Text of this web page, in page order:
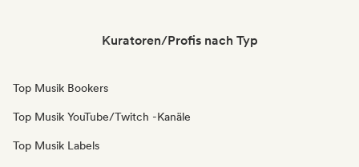
Kuratoren/Profis nach Typ
Top Musik Bookers
Top Musik YouTube/Twitch -Kanäle
Top Musik Labels